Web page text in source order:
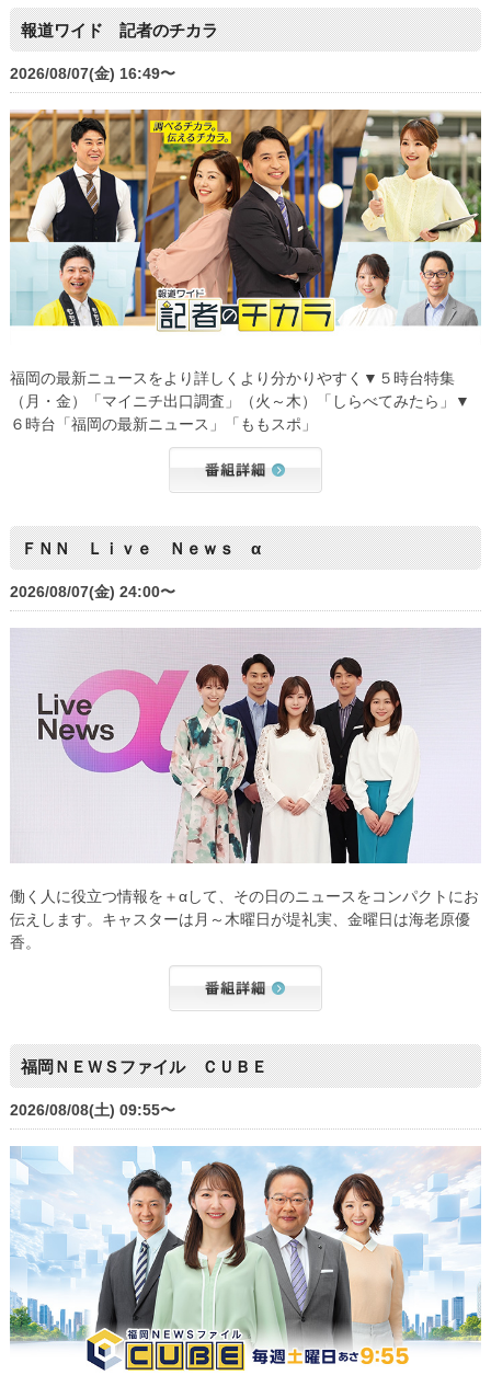
報道ワイド 記者のチカラ
2026/08/07(金) 16:49〜
福岡の最新ニュースをより詳しくより分かりやすく▼５時台特集
（月・金）「マイニチ出口調査」（火～木）「しらべてみたら」▼
６時台「福岡の最新ニュース」「ももスポ」
ＦＮＮ Ｌｉｖｅ Ｎｅｗｓ α
2026/08/07(金) 24:00〜
働く人に役立つ情報を＋αして、その日のニュースをコンパクトにお
伝えします。キャスターは月～木曜日が堤礼実、金曜日は海老原優
香。
福岡ＮＥＷＳファイル ＣＵＢＥ
2026/08/08(土) 09:55〜